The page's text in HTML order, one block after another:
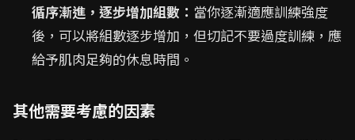
循序漸進，逐步增加組數： 當你逐漸適應訓練強度
後，可以將組數逐步增加，但切記不要過度訓練，應
給予肌肉足夠的休息時間。
其他需要考慮的因素